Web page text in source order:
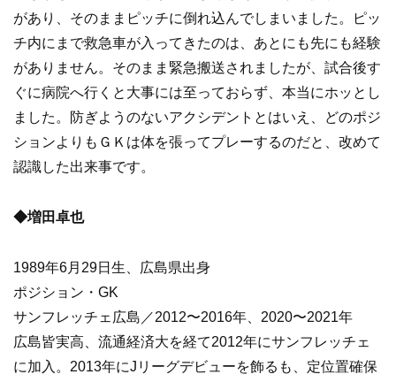
があり、そのままピッチに倒れ込んでしまいました。ピッ
チ内にまで救急車が入ってきたのは、あとにも先にも経験
がありません。そのまま緊急搬送されましたが、試合後す
ぐに病院へ行くと大事には至っておらず、本当にホッとし
ました。防ぎようのないアクシデントとはいえ、どのポジ
ションよりもＧＫは体を張ってプレーするのだと、改めて
認識した出来事です。
◆増田卓也
1989年6月29日生、広島県出身
ポジション・GK
サンフレッチェ広島／2012〜2016年、2020〜2021年
広島皆実高、流通経済大を経て2012年にサンフレッチェ
に加入。2013年にJリーグデビューを飾るも、定位置確保